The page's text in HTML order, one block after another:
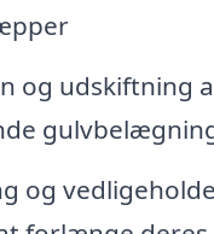
og udskiftning
og